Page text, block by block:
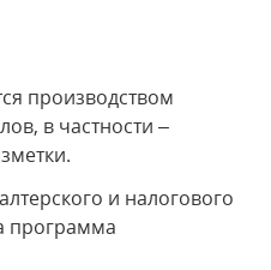
производством
в частности –
и налогового
программа